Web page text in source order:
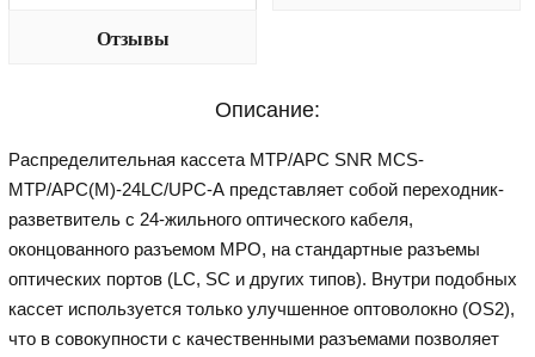
Отзывы
Описание:
Распределительная кассета MTP/APC SNR MCS-
MTP/APC(M)-24LC/UPC-A представляет собой переходник-
разветвитель с 24-жильного оптического кабеля,
оконцованного разъемом MPO, на стандартные разъемы
оптических портов (LC, SC и других типов). Внутри подобных
кассет используется только улучшенное оптоволокно (OS2),
что в совокупности с качественными разъемами позволяет